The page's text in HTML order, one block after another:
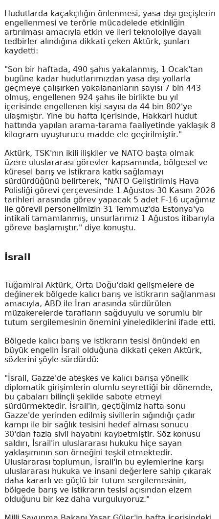
Hudutlarda kaçakçılığın önlenmesi, yasa dışı geçişlerin
engellenmesi ve terörle mücadelede etkinliğin
artırılması amacıyla etkin ve ileri teknolojiye dayalı
tedbirler alındığına dikkati çeken Aktürk, şunları
kaydetti:
"Son bir haftada, 490 şahıs yakalanmış, 1 Ocak'tan
bugüne kadar hudutlarımızdan yasa dışı yollarla
geçmeye çalışırken yakalananların sayısı 7 bin 443
olmuş, engellenen 924 şahıs ile birlikte bu yıl
içerisinde engellenen kişi sayısı da 44 bin 802'ye
ulaşmıştır. Yine bu hafta içerisinde, Hakkari hudut
hattında yapılan arama-tarama faaliyetinde yaklaşık 8
kilogram uyuşturucu madde ele geçirilmiştir."
Aktürk, TSK'nın ikili ilişkiler ve NATO başta olmak
üzere uluslararası görevler kapsamında, bölgesel ve
küresel barış ve istikrara katkı sağlamayı
sürdürdüğünü belirterek, "NATO Geliştirilmiş Hava
Polisliği görevi çerçevesinde 1 Ağustos-30 Kasım 2026
tarihleri arasında görev yapacak 5 adet F-16 uçağımız
ile görevli personelimizin 31 Temmuz'da Estonya'ya
intikali tamamlanmış, unsurlarımız 1 Ağustos itibarıyla
göreve başlamıştır." diye konuştu.
İsrail
Tuğamiral Aktürk, Orta Doğu'daki gelişmelere de
değinerek bölgede kalıcı barış ve istikrarın sağlanması
amacıyla, ABD ile İran arasında sürdürülen
müzakerelerde tarafların sağduyulu ve sorumlu bir
tutum sergilemesinin önemini yinelediklerini ifade etti.
Bölgede kalıcı barış ve istikrarın tesisi önündeki en
büyük engelin İsrail olduğuna dikkati çeken Aktürk,
sözlerini şöyle sürdürdü:
"İsrail, Gazze'de ateşkes ve kalıcı barışa yönelik
diplomatik girişimlerin olumlu seyrettiği bir dönemde,
bu çabaları bilinçli şekilde sabote etmeyi
sürdürmektedir. İsrail'in, geçtiğimiz hafta sonu
Gazze'de yerinden edilmiş sivillerin sığındığı çadır
kampı ile bir sağlık tesisini hedef alması sonucu
30'dan fazla sivil hayatını kaybetmiştir. Söz konusu
saldırı, İsrail'in uluslararası hukuku hiçe sayan
yaklaşımının son örneğini teşkil etmektedir.
Uluslararası toplumun, İsrail'in bu eylemlerine karşı
uluslararası hukuka ve insani değerlere sahip çıkarak
daha kararlı ve güçlü bir tutum sergilemesinin,
bölgede barış ve istikrarın tesisi açısından elzem
olduğunu bir kez daha vurguluyoruz."